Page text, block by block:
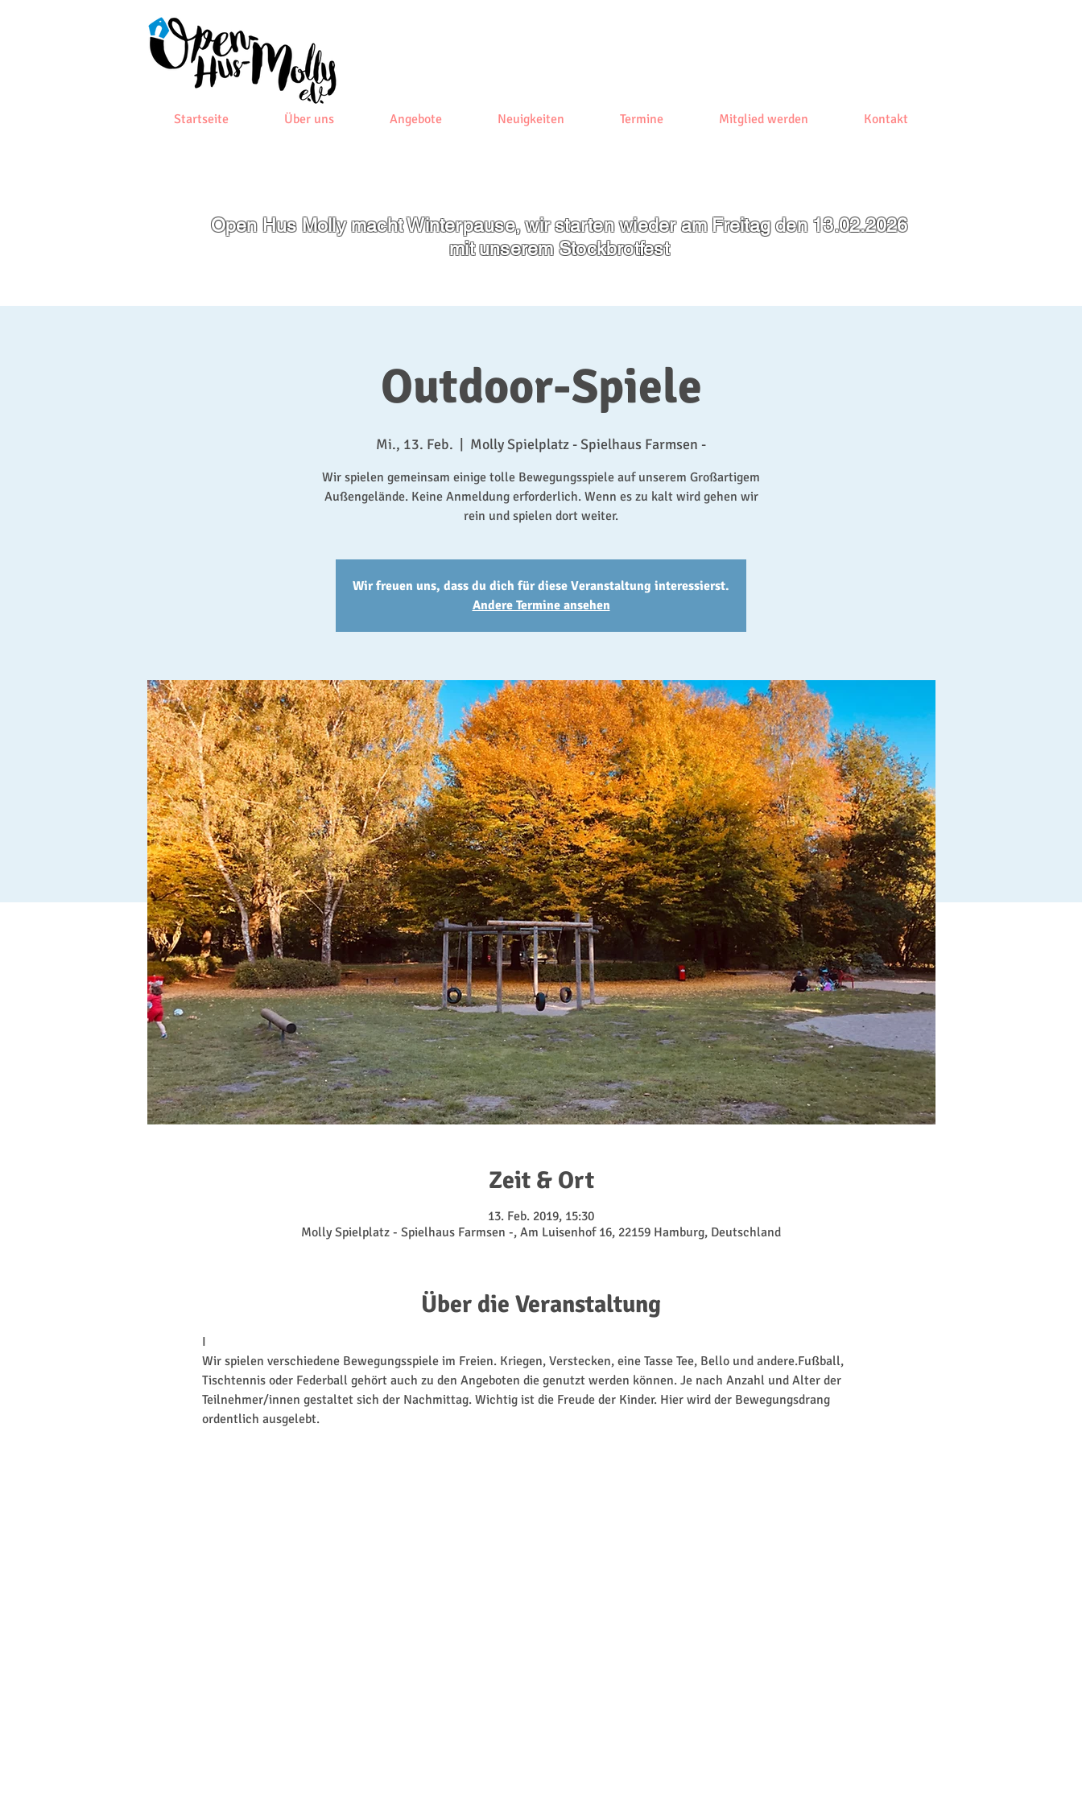
Startseite Über uns Angebote Neuigkeiten Termine Mitglied werden Kontakt
Open Hus Molly macht Winterpause, wir starten wieder am Freitag den 13.02.2026
mit unserem Stockbrotfest
Outdoor-Spiele
Mi., 13. Feb. Molly Spielplatz - Spielhaus Farmsen -
Wir spielen gemeinsam einige tolle Bewegungsspiele auf unserem Großartigem
Außengelände. Keine Anmeldung erforderlich. Wenn es zu kalt wird gehen wir
rein und spielen dort weiter.
Wir freuen uns, dass du dich für diese Veranstaltung interessierst.
Andere Termine ansehen
Zeit & Ort
13. Feb. 2019, 15:30
Molly Spielplatz - Spielhaus Farmsen -, Am Luisenhof 16, 22159 Hamburg, Deutschland
Über die Veranstaltung
I
Wir spielen verschiedene Bewegungsspiele im Freien. Kriegen, Verstecken, eine Tasse Tee, Bello und andere.Fußball,
Tischtennis oder Federball gehört auch zu den Angeboten die genutzt werden können. Je nach Anzahl und Alter der
Teilnehmer/innen gestaltet sich der Nachmittag. Wichtig ist die Freude der Kinder. Hier wird der Bewegungsdrang
ordentlich ausgelebt.